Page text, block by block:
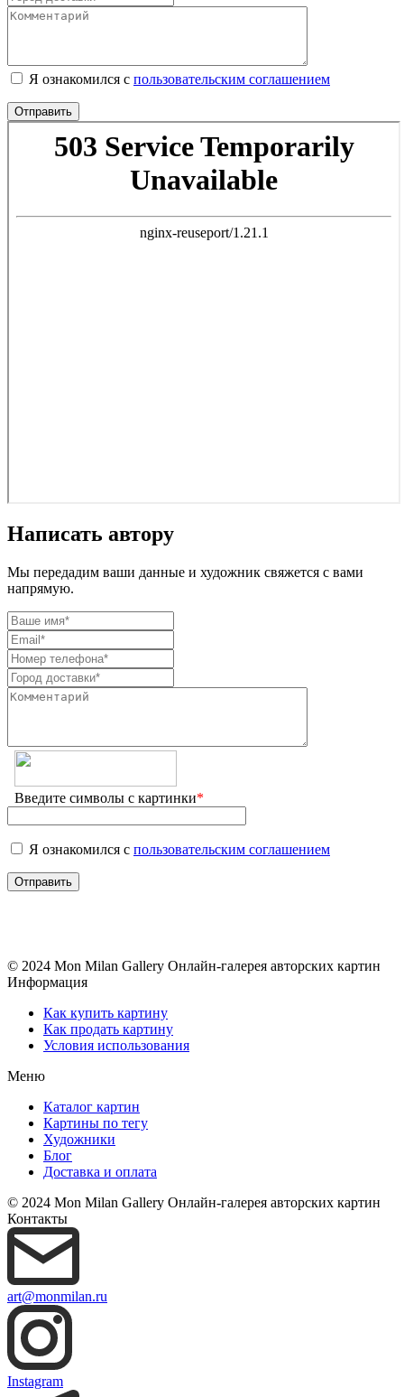
Я ознакомился с пользовательским соглашением
Написать автору
Мы передадим ваши данные и художник свяжется с вами
напрямую.
Введите символы с картинки*
Я ознакомился с пользовательским соглашением
© 2024 Mon Milan Gallery Онлайн-галерея авторских картин
Информация
Как купить картину
Как продать картину
Условия использования
Меню
Каталог картин
Картины по тегу
Художники
Блог
Доставка и оплата
© 2024 Mon Milan Gallery Онлайн-галерея авторских картин
Контакты
art@monmilan.ru
Instagram